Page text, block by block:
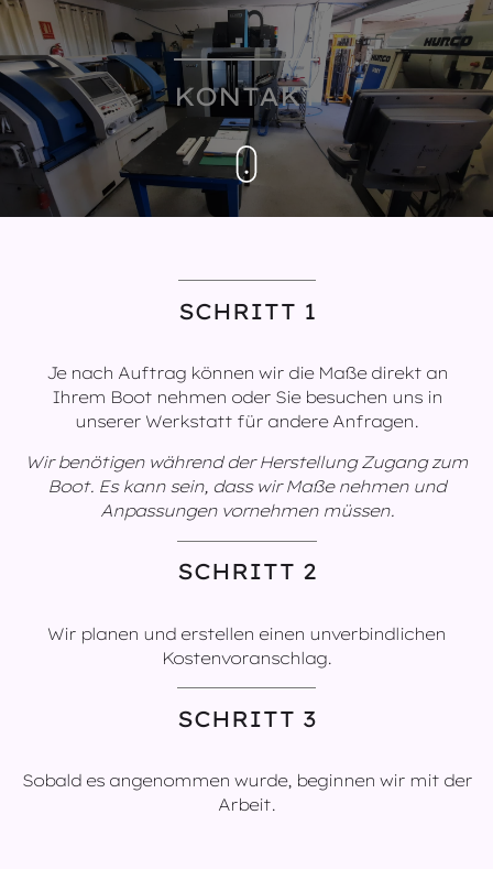
KONTAKT
SCHRITT 1
Je nach Auftrag können wir die Maße direkt an
Ihrem Boot nehmen oder Sie besuchen uns in
unserer Werkstatt für andere Anfragen.
Wir benötigen während der Herstellung Zugang zum
Boot. Es kann sein, dass wir Maße nehmen und
Anpassungen vornehmen müssen.
SCHRITT 2
Wir planen und erstellen einen unverbindlichen
Kostenvoranschlag.
SCHRITT 3
Sobald es angenommen wurde, beginnen wir mit der
Arbeit.